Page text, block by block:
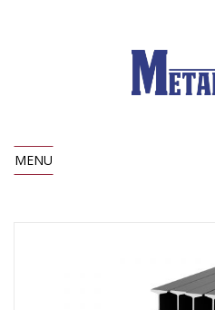
MENU